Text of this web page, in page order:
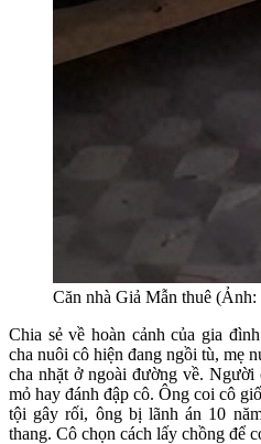
Căn nhà Giả Mẫn thuê (Ảnh:
Chia sẻ về hoàn cảnh của gia
cha nuôi cô hiện đang ngồi tù, mẹ
cha nhặt ở ngoài đường về.
mỏ hay đánh đập cô. Ông coi cô
tội gây rối, ông bị lãnh án 10
thang. Cô chọn cách lấy chồng để